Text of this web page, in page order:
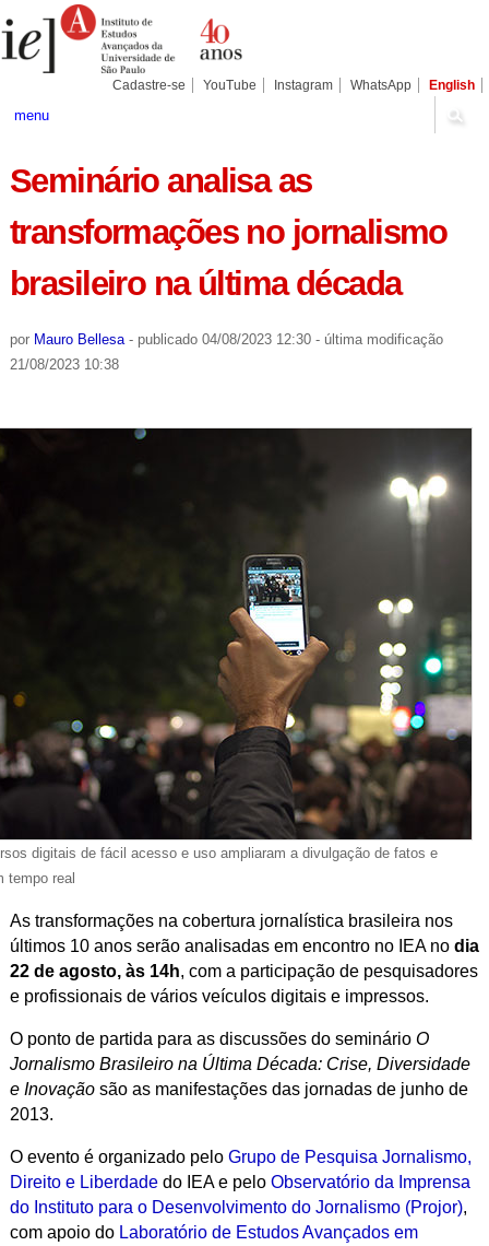
para
conteúdo.
Pessoais
Cadastre-se YouTube Instagram WhatsApp English
menu
Seminário analisa as
transformações no jornalismo
brasileiro na última década
por Mauro Bellesa - publicado04/08/2023 12:30 - última modificação
21/08/2023 10:38
digitais de fácil acesso e uso ampliaram a divulgação de fatos e
tempo real
As transformações na cobertura jornalística brasileira nos
últimos 10 anos serão analisadas em encontro no IEA no dia
22 de agosto, às 14h, com a participação de pesquisadores
e profissionais de vários veículos digitais e impressos.
O ponto de partida para as discussões do seminário O
Jornalismo Brasileiro na Última Década: Crise, Diversidade
e Inovaçãosão as manifestações das jornadas de junho de
2013.
O evento é organizado pelo Grupo de Pesquisa Jornalismo,
Direito e Liberdadedo IEA e pelo Observatório da Imprensa
do Instituto para o Desenvolvimento do Jornalismo (Projor),
com apoio do Laboratório de Estudos Avançados em